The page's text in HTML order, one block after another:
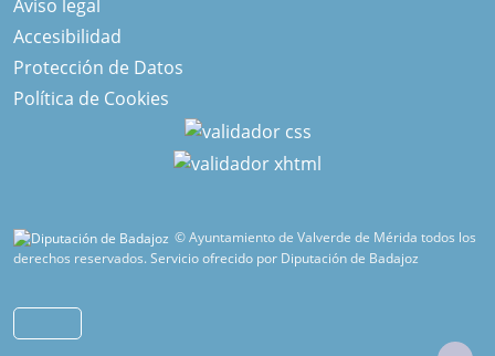
Aviso legal
Accesibilidad
Protección de Datos
Política de Cookies
© Ayuntamiento de Valverde de Mérida todos los
derechos reservados.Servicio ofrecido por Diputación de Badajoz